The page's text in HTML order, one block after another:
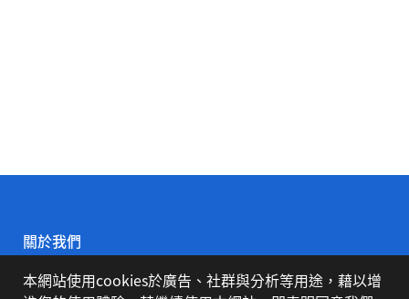
關於我們
公司簡介
本網站使用cookies於廣告、社群與分析等用途，藉以增